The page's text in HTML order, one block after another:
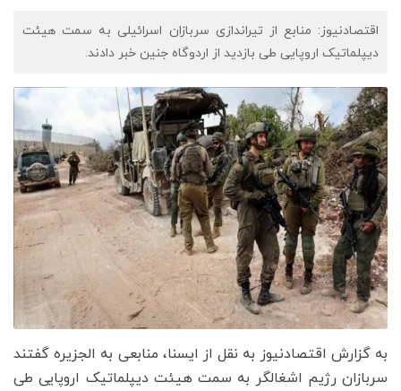
اقتصادنیوز: منابع از تیراندازی سربازان اسرائیلی به سمت هیئت
دیپلماتیک اروپایی طی بازدید از اردوگاه جنین خبر دادند.
به گزارش اقتصادنیوز به نقل از ایسنا، منابعی به الجزیره گفتند
سربازان رژیم اشغالگر به سمت هیئت دیپلماتیک اروپایی طی